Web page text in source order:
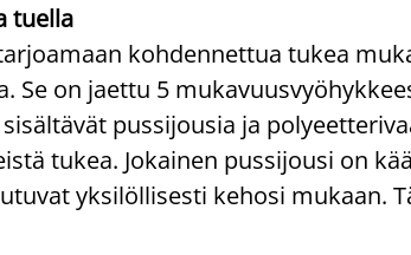
tuella
kohdennettua tukea
Se on jaettu 5
pussijousia ja
tukea. Jokainen pussijousi on
yksilöllisesti kehosi mukaan.